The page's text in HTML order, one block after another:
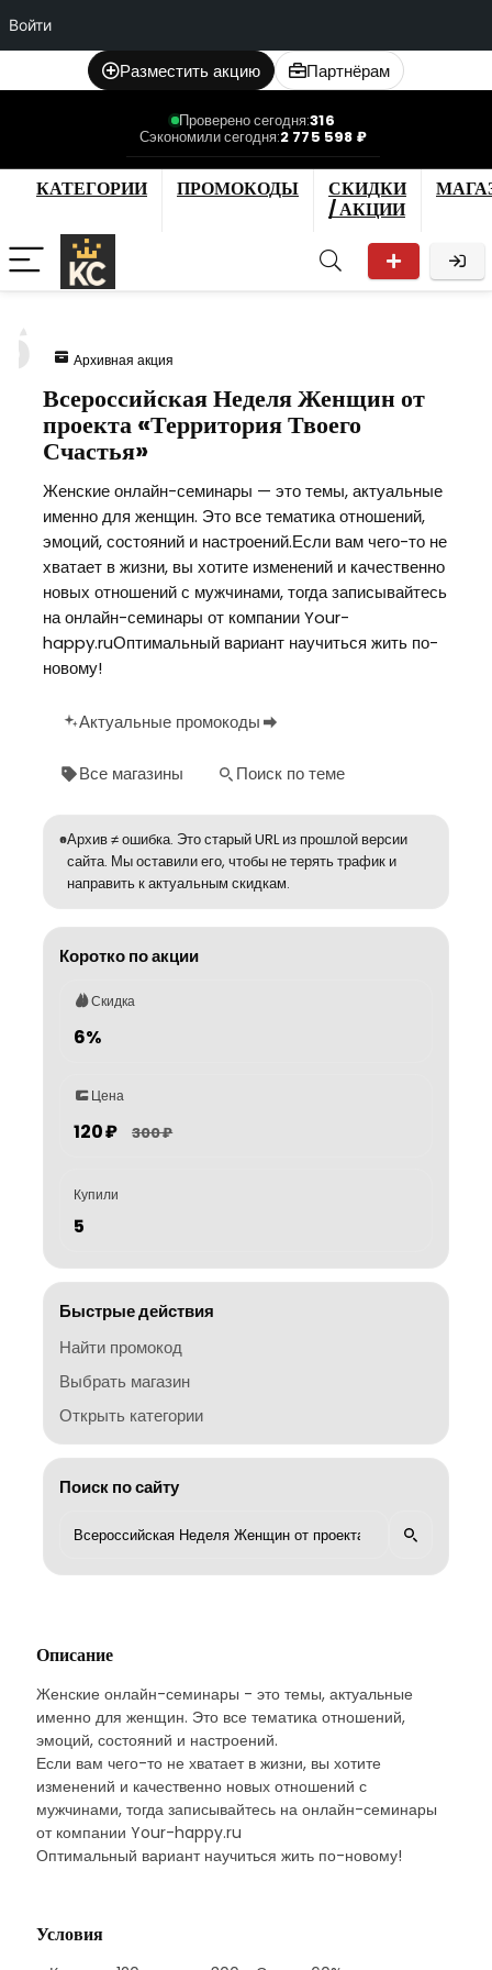
Войти
Разместить акцию Партнёрам
Проверено сегодня:316
Сэкономили сегодня:2 775 598 ₽
КАТЕГОРИИ ПРОМОКОДЫ
СКИДКИ
/ АКЦИИ
Архивная акция
Всероссийская Неделя Женщин от
проекта «Территория Твоего
Счастья»
Женские онлайн-семинары — это темы, актуальные
именно для женщин. Это все тематика отношений,
эмоций, состояний и настроений.Если вам чего-то не
хватает в жизни, вы хотите изменений и качественно
новых отношений с мужчинами, тогда записывайтесь
на онлайн-семинары от компании Your-
happy.ruОптимальный вариант научиться жить по-
новому!
Актуальные промокоды
Все магазины Поиск по теме
Архив ≠ ошибка. Это старый URL из прошлой версии
сайта. Мы оставили его, чтобы не терять трафик и
направить к актуальным скидкам.
Коротко по акции
Скидка
6%
Цена
120 ₽ 300 ₽
Купили
5
Быстрые действия
Найти промокод
Выбрать магазин
Открыть категории
Поиск по сайту
Описание
Женские онлайн-семинары - это темы, актуальные
именно для женщин. Это все тематика отношений,
эмоций, состояний и настроений.
Если вам чего-то не хватает в жизни, вы хотите
изменений и качественно новых отношений с
мужчинами, тогда записывайтесь на онлайн-семинары
от компании Your-happy.ru
Оптимальный вариант научиться жить по-новому!
Условия